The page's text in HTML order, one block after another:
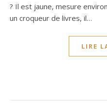
? Il est jaune, mesure
un croqueur de livres, il…
LIRE